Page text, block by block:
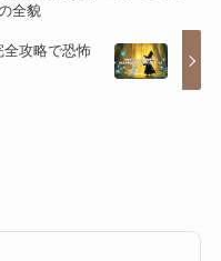
全貌
全攻略で恐怖